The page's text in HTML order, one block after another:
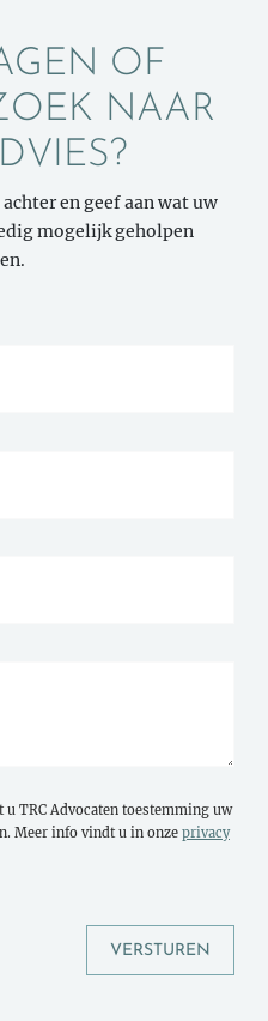
OF
NAAR
en geef aan wat uw
mogelijk geholpen
TRC Advocaten toestemming uw
Meer info vindt u in onze privacy